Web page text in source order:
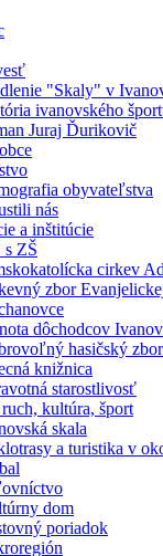
"Skaly" v
ivanovského
Juraj Ďurikovič
obyvateľstva
nás
a inštitúcie
s ZŠ
cirkev
zbor
dôchodcov
hasičský
knižnica
starostlivosť
kultúra, šport
skala
a turistika v
dom
poriadok